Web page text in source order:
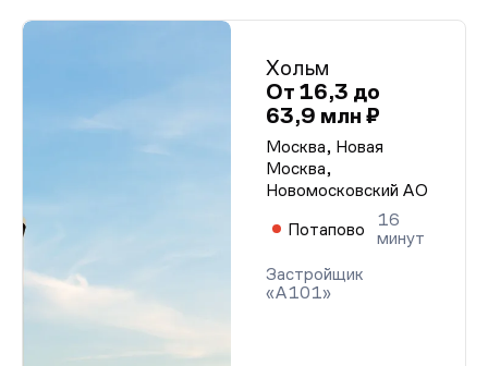
Хольм
От 16,3 до
63,9 млн ₽
Москва, Новая
Москва,
Новомосковский АО
Потапово
16
минут
Застройщик
«А101»